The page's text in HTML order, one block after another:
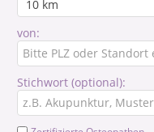
von:
Stichwort (optional):